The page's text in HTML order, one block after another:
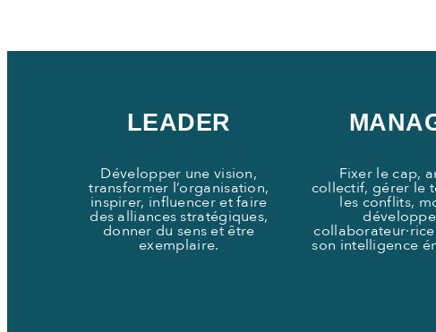
LEADER
Développer une vision,
transformer l’organisation,
inspirer, influencer et faire
des alliances stratégiques,
donner du sens et être
exemplaire.
Fixer le cap,
collectif, gérer le
les conflits,
son intelligence